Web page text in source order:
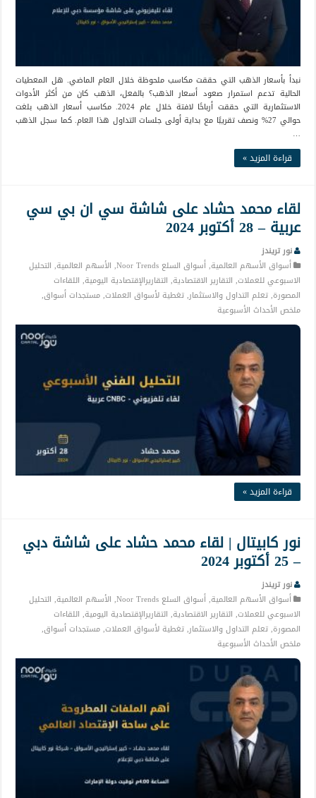
نبدأ بأسعار الذهب التي حققت مكاسب ملحوظة خلال العام الماضي. هل المعطيات
الحالية تدعم استمرار صعود أسعار الذهب؟ بالفعل، الذهب كان من أكثر الأدوات
الاستثمارية التي حققت أرباحًا لافتة خلال عام 2024. مكاسب أسعار الذهب بلغت
حوالي 27% ونصف تقريبًا مع بداية أولى جلسات التداول هذا العام. كما سجل الذهب
…
قراءة المزيد »
لقاء محمد حشاد على شاشة سي ان بي سي
عربية – 28 أكتوبر 2024
نور تريندز
أسواق الأسهم العالمية,أسواق السلع Noor Trends , الأسهم العالمية, التحليل
الاسبوعي للعملات, التقارير الاقتصادية, التقاريرالإقتصادية اليومية, اللقاءات
المصورة,تعلم التداول والاستثمار,تغطية لأسواق العملات,مستجدات أسواق,
ملخص الأحداث الأسبوعية
قراءة المزيد »
نور كابيتال | لقاء محمد حشاد على شاشة دبي
– 25 أكتوبر 2024
نور تريندز
أسواق الأسهم العالمية,أسواق السلع Noor Trends , الأسهم العالمية, التحليل
الاسبوعي للعملات, التقارير الاقتصادية, التقاريرالإقتصادية اليومية, اللقاءات
المصورة,تعلم التداول والاستثمار,تغطية لأسواق العملات,مستجدات أسواق,
ملخص الأحداث الأسبوعية